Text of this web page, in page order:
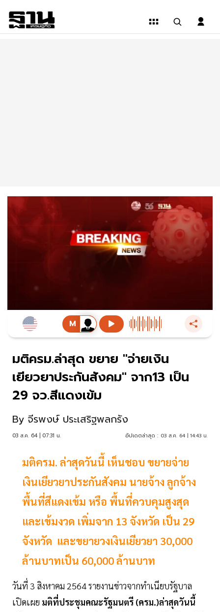
มติครม.ล่าสุด ขยาย "จ่ายเงิน
เยียวยาประกันสังคม" จาก13 เป็น
29 จว.สีแดงเข้ม
By จีรพงษ์ ประเสริฐพลกรัง
03 ส.ค. 64 | 07:31 น. อัปเดตล่าสุด : 03 ส.ค. 64 | 14:43 น.
มติครม. ล่าสุดวันนี้ เห็นชอบ ขยายจ่าย
เงินเยียวยาประกันสังคม นายจ้าง ลูกจ้าง
พื้นที่สีแดงเข้ม หรือ พื้นที่ควบคุมสูงสุด
และเข้มงวด เพิ่มจาก 13 จังหวัด เป็น 29
จังหวัด และขยายวงเงินเยียวยา 30,000
ล้านบาทเป็น 60,000 ล้านบาท
วันที่ 3 สิงหาคม 2564 รายงานข่าวจากทำเนียบรัฐบาล
เปิดเผย มติที่ประชุมคณะรัฐมนตรี (ครม.)ล่าสุดวันนี้